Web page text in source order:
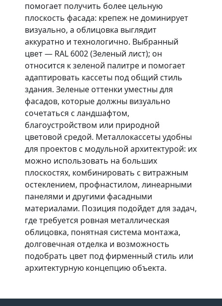
помогает получить более цельную
плоскость фасада: крепеж не доминирует
визуально, а облицовка выглядит
аккуратно и технологично. Выбранный
цвет — RAL 6002 (Зеленый лист); он
относится к зеленой палитре и помогает
адаптировать кассеты под общий стиль
здания. Зеленые оттенки уместны для
фасадов, которые должны визуально
сочетаться с ландшафтом,
благоустройством или природной
цветовой средой. Металлокассеты удобны
для проектов с модульной архитектурой: их
можно использовать на больших
плоскостях, комбинировать с витражным
остеклением, профнастилом, линеарными
панелями и другими фасадными
материалами. Позиция подойдет для задач,
где требуется ровная металлическая
облицовка, понятная система монтажа,
долговечная отделка и возможность
подобрать цвет под фирменный стиль или
архитектурную концепцию объекта.